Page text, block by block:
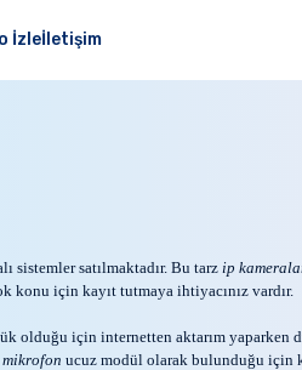
İzleİletişim
sistemler satılmaktadır. Bu tarz ip
için kayıt tutmaya ihtiyacınız vardır.
olduğu için internetten aktarım
mikrofon ucuz modül olarak bulunduğu için